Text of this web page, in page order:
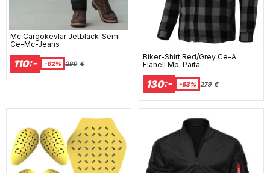
Mc Cargokevlar Jetblack-Semi
Ce-Mc-Jeans
110:- -62% 289 €
Biker-Shirt Red/Grey Ce-A
Flanell Mp-Paita
130:- -53% 279 €